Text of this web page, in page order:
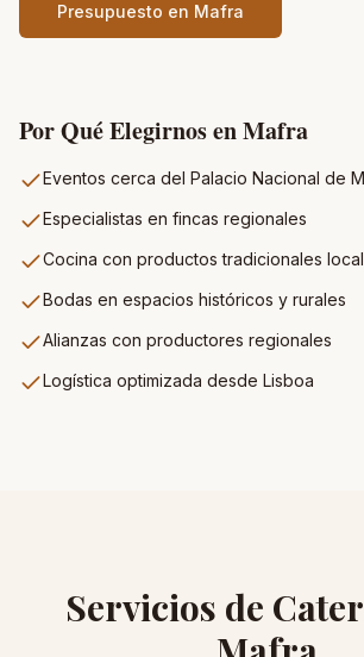
Presupuesto en Mafra
Por Qué Elegirnos enMafra
Eventos cerca del Palacio Nacional de
Especialistas en fincas regionales
Cocina con productos tradicionales
Bodas en espacios históricos y rurales
Alianzas con productores regionales
Logística optimizada desde Lisboa
Servicios de